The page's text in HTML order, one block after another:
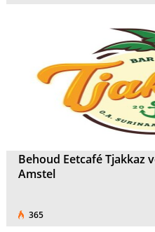
Behoud Eetcafé Tjakkaz
Amstel
365